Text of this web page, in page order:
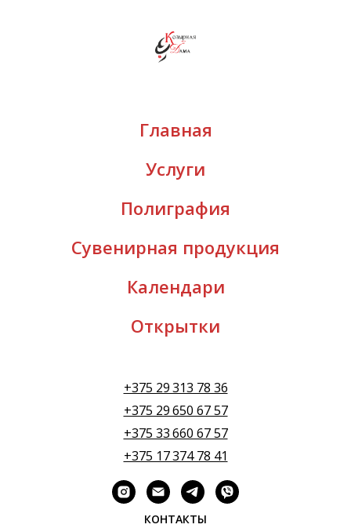
Главная
Услуги
Полиграфия
Сувенирная продукция
Календари
Открытки
+375 29 313 78 36
+375 29 650 67 57
+375 33 660 67 57
+375 17 374 78 41
КОНТАКТЫ